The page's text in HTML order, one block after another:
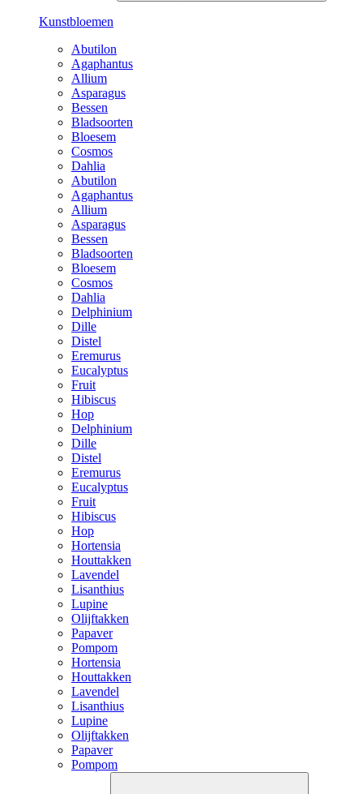
Kunstbloemen
Abutilon
Agaphantus
Allium
Asparagus
Bessen
Bladsoorten
Bloesem
Cosmos
Dahlia
Abutilon
Agaphantus
Allium
Asparagus
Bessen
Bladsoorten
Bloesem
Cosmos
Dahlia
Delphinium
Dille
Distel
Eremurus
Eucalyptus
Fruit
Hibiscus
Hop
Delphinium
Dille
Distel
Eremurus
Eucalyptus
Fruit
Hibiscus
Hop
Hortensia
Houttakken
Lavendel
Lisanthius
Lupine
Olijftakken
Papaver
Pompom
Hortensia
Houttakken
Lavendel
Lisanthius
Lupine
Olijftakken
Papaver
Pompom